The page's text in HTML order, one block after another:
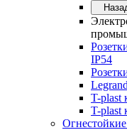
IP54
T-plast
T-plast